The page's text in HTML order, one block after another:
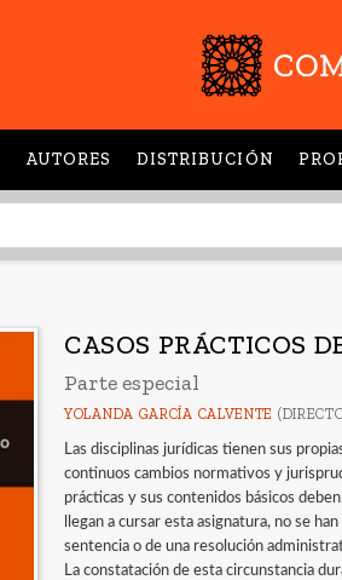
AUTORES DISTRIBUCIÓN
CASOS PRÁCTICOS
Parte especial
YOLANDA GARCÍA CALVENTE
Las disciplinas jurídicas tienen sus
continuos cambios normativos y
prácticas y sus contenidos básicos
llegan a cursar esta asignatura, no se
sentencia o de una resolución
La constatación de esta circunstancia